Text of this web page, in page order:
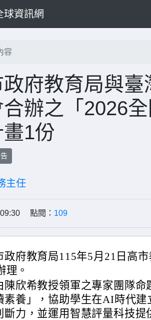
球資訊網
容
府教育局與
辦之「2026
1份
主任
點閱： 109
政府教育局115年5月21日高
理。
陳欣希教授領軍之專家團隊命
素養」，協助學生在AI時代建
斷力，並運用智慧評量科技提